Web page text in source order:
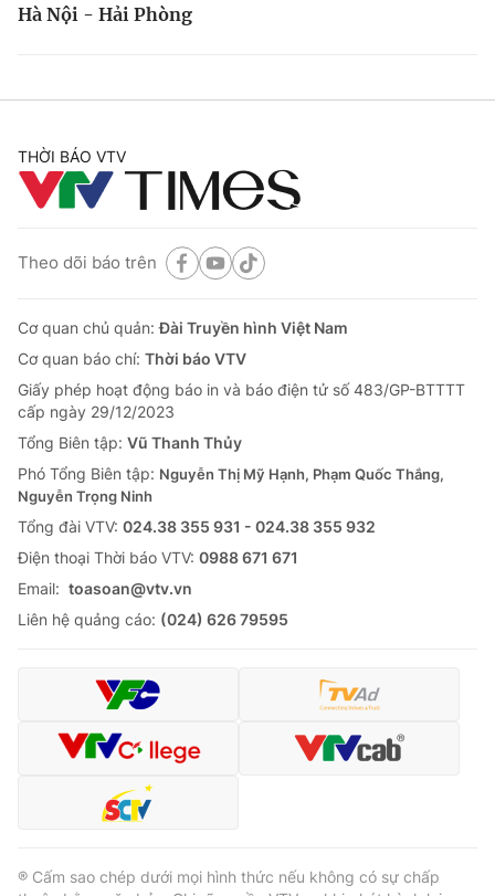
Hà Nội - Hải Phòng
THỜI BÁO VTV
Theo dõi báo trên
Cơ quan chủ quản:Đài Truyền hình Việt Nam
Cơ quan báo chí: Thời báo VTV
Giấy phép hoạt động báo in và báo điện tử số 483/GP-BTTTT
cấp ngày 29/12/2023
Tổng Biên tập: Vũ Thanh Thủy
Phó Tổng Biên tập: Nguyễn Thị Mỹ Hạnh, Phạm Quốc Thắng,
Nguyễn Trọng Ninh
Tổng đài VTV: 024.38 355 931 - 024.38 355 932
Ðiện thoại Thời báo VTV: 0988 671 671
Email: toasoan@vtv.vn
Liên hệ quảng cáo: (024) 626 79595
® Cấm sao chép dưới mọi hình thức nếu không có sự chấp